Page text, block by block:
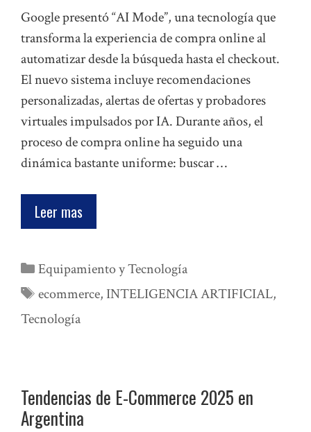
Google presentó “AI Mode”, una tecnología que
transforma la experiencia de compra online al
automatizar desde la búsqueda hasta el checkout.
El nuevo sistema incluye recomendaciones
personalizadas, alertas de ofertas y probadores
virtuales impulsados por IA. Durante años, el
proceso de compra online ha seguido una
dinámica bastante uniforme: buscar …
Leer mas
Categorías
Equipamiento y Tecnología
Etiquetas
ecommerce, INTELIGENCIA ARTIFICIAL,
Tecnología
Tendencias de E-Commerce 2025 en
Argentina